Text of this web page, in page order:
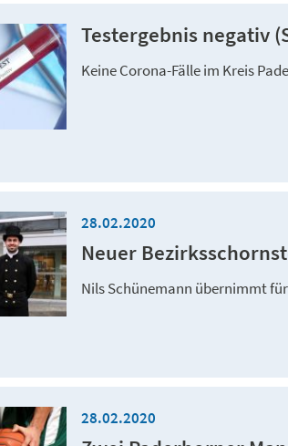
Testergebnis negativ
Keine Corona-Fälle im Kreis
28.02.2020
Neuer
Nils Schünemann übernimmt
28.02.2020